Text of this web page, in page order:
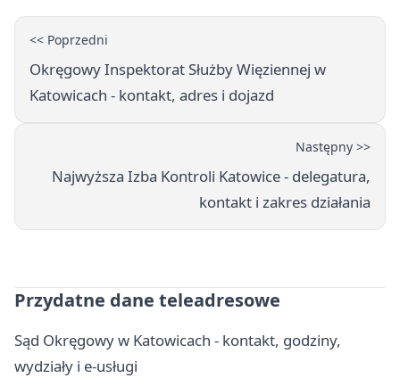
<< Poprzedni
Okręgowy Inspektorat Służby Więziennej w
Katowicach - kontakt, adres i dojazd
Następny >>
Najwyższa Izba Kontroli Katowice - delegatura,
kontakt i zakres działania
Przydatne dane teleadresowe
Sąd Okręgowy w Katowicach - kontakt, godziny,
wydziały i e-usługi